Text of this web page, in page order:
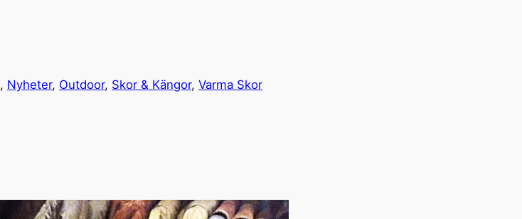
, Nyheter, Outdoor, Skor & Kängor, Varma Skor